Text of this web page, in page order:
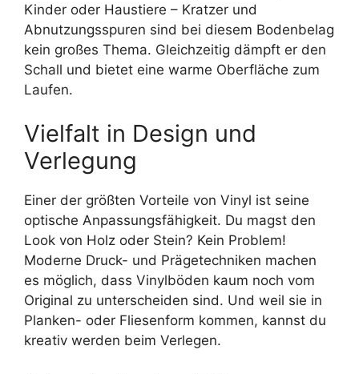
Kinder oder Haustiere – Kratzer und
Abnutzungsspuren sind bei diesem Bodenbelag
kein großes Thema. Gleichzeitig dämpft er den
Schall und bietet eine warme Oberfläche zum
Laufen.
Vielfalt in Design und
Verlegung
Einer der größten Vorteile von Vinyl ist seine
optische Anpassungsfähigkeit. Du magst den
Look von Holz oder Stein? Kein Problem!
Moderne Druck- und Prägetechniken machen
es möglich, dass Vinylböden kaum noch vom
Original zu unterscheiden sind. Und weil sie in
Planken- oder Fliesenform kommen, kannst du
kreativ werden beim Verlegen.